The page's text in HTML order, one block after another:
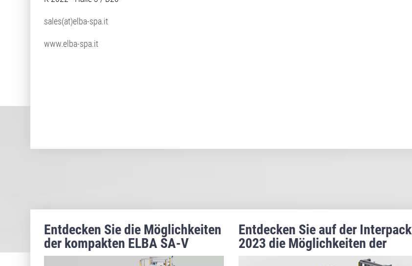
sales(at)elba-spa.it
www.elba-spa.it
Entdecken Sie die Möglichkeiten
der kompakten ELBA SA-V
Maschine auf der PLAST 2023
Entdecken Sie auf der Interpack
2023 die Möglichkeiten der
kompakten ELBA-Maschine für